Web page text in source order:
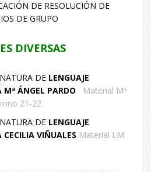
DE RESOLUCIÓN DE
DE GRUPO
DIVERSAS
DE LENGUAJE
Mª ÁNGEL PARDO
Material Mª
21-22
DE LENGUAJE
CECILIA VIÑUALES Material LM